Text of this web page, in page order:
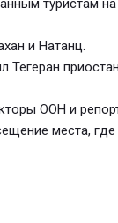
туристам
и Натанц.
ООН и
места,